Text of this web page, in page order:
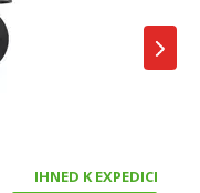
IHNED K EXPEDICI